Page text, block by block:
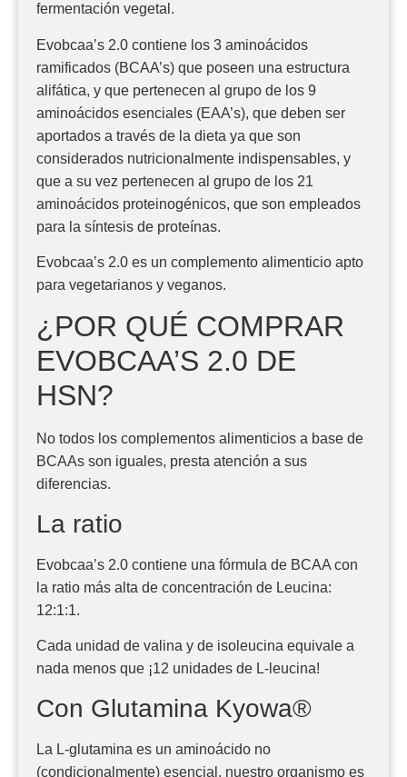
fermentación vegetal.
Evobcaa’s 2.0 contiene los 3 aminoácidos
ramificados (BCAA’s) que poseen una estructura
alifática, y que pertenecen al grupo de los 9
aminoácidos esenciales (EAA’s), que deben ser
aportados a través de la dieta ya que son
considerados nutricionalmente indispensables, y
que a su vez pertenecen al grupo de los 21
aminoácidos proteinogénicos, que son empleados
para la síntesis de proteínas.
Evobcaa’s 2.0 es un complemento alimenticio apto
para vegetarianos y veganos.
¿POR QUÉ COMPRAR
EVOBCAA’S 2.0 DE
HSN?
No todos los complementos alimenticios a base de
BCAAs son iguales, presta atención a sus
diferencias.
La ratio
Evobcaa’s 2.0 contiene una fórmula de BCAA con
la ratio más alta de concentración de Leucina:
12:1:1.
Cada unidad de valina y de isoleucina equivale a
nada menos que ¡12 unidades de L-leucina!
Con Glutamina Kyowa®
La L-glutamina es un aminoácido no
(condicionalmente) esencial, nuestro organismo es